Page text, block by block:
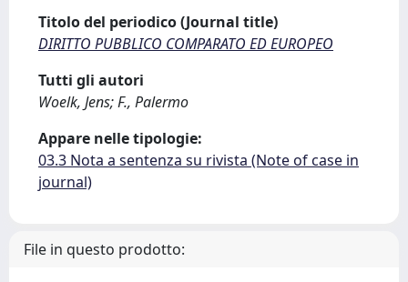
Titolo del periodico (Journal title)
DIRITTO PUBBLICO COMPARATO ED EUROPEO
Tutti gli autori
Woelk, Jens; F., Palermo
Appare nelle tipologie:
03.3 Nota a sentenza su rivista (Note of case in
journal)
File in questo prodotto: